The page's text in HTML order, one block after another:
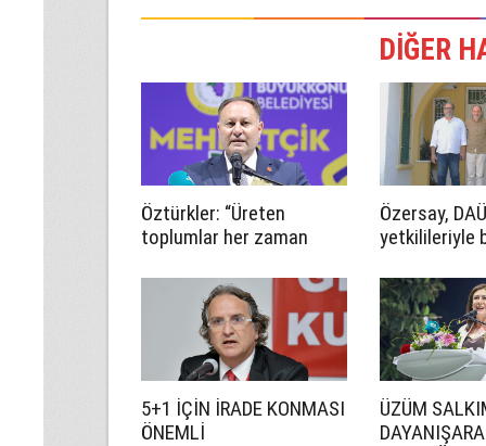
DİĞER
Öztürkler: “Üreten
toplumlar her zaman
Özersay,
yetkilileriyle
5+1 İÇİN İRADE KONMASI
ÖNEMLİ
ÜZÜM